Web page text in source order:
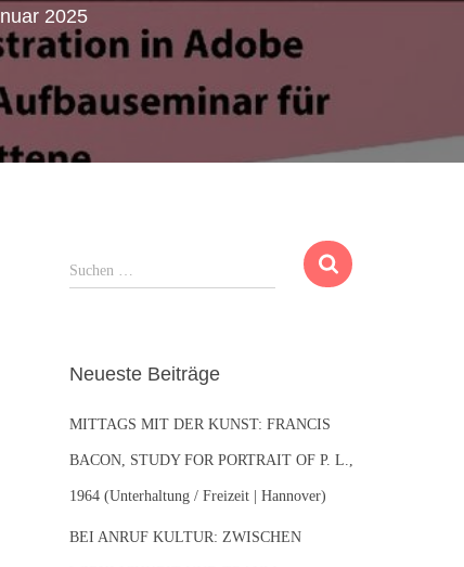
2025
u
n
a
c
:
Suchen …
Neueste Beiträge
MITTAGS MIT DER KUNST: FRANCIS
BACON, STUDY FOR PORTRAIT OF P. L.,
1964 (Unterhaltung / Freizeit | Hannover)
BEI ANRUF KULTUR: ZWISCHEN